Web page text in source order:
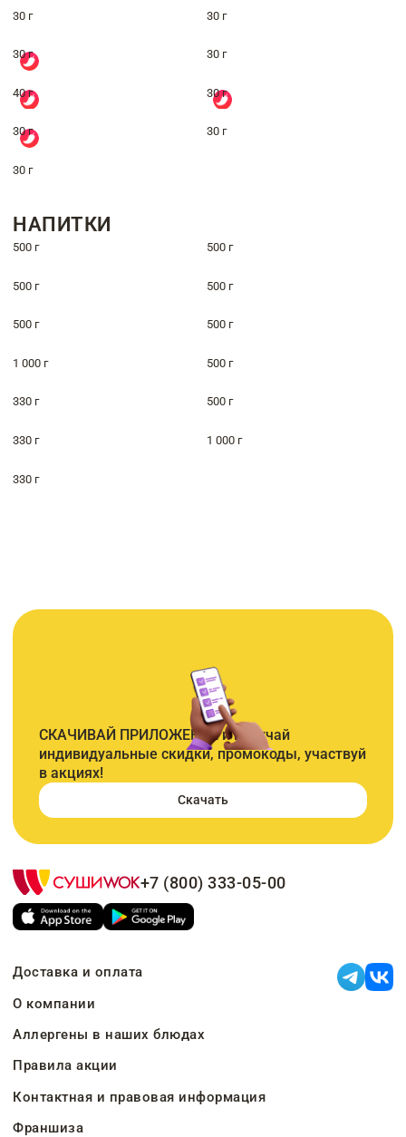
30 г 30 г
30 г 30 г
40 г 30 г
30 г 30 г
30 г
НАПИТКИ
500 г 500 г
500 г 500 г
500 г 500 г
1 000 г 500 г
330 г 500 г
330 г 1 000 г
330 г
СКАЧИВАЙ ПРИЛОЖЕНИЕ и получай
индивидуальные скидки, промокоды, участвуй
в акциях!
Скачать
+7 (800) 333-05-00
Доставка и оплата
О компании
Аллергены в наших блюдах
Правила акции
Контактная и правовая информация
Франшиза